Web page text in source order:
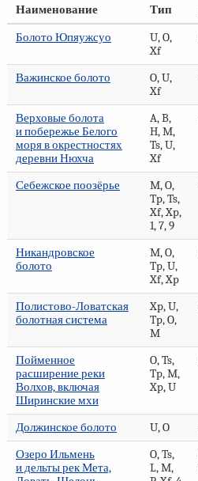
Наименование Тип
Болото Юпяужсуо
U, O,
Xf
Важинское болото
O, U,
Xf
Верховые болота
и побережье Белого
моря в окрестностях
деревни Нюхча
A, B,
H, M,
Ts, U,
Xf
Себежское поозёрье
M, O,
Tp, Ts,
Xf, Xp,
1, 7, 9
Никандровское
болото
M, O,
Tp, U,
Xf, Xp
Полистово-Ловатская
болотная система
Xp, U,
Tp, O,
M
Пойменное
расширение реки
Волхов, включая
Ширинские мхи
O, Ts,
Tp, M,
Xp, U
Должинское болото U, O
Озеро Ильмень
и дельты рек Мета,
O, Ts,
L, M,